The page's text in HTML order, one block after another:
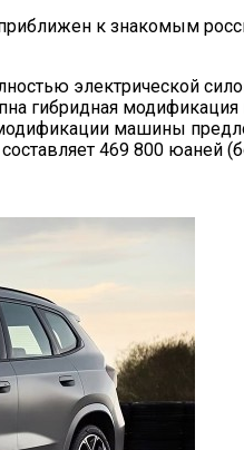
к знакомым
электрической
гибридная
машины
469 800 юаней